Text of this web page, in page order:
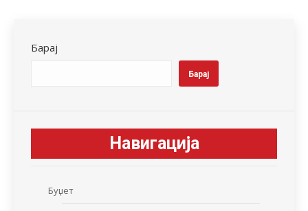
Барај
Барај
Навигација
Буџет